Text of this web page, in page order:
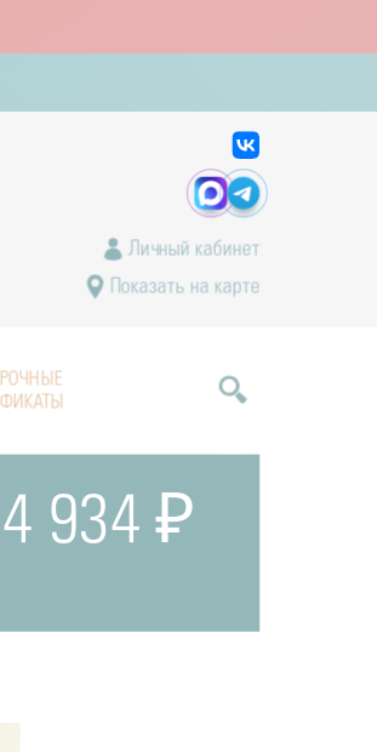
Личный кабинет
Показать на карте
4 934 ₽